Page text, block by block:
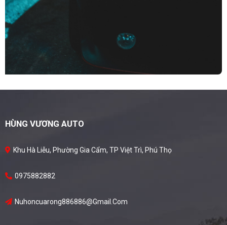
HÙNG VƯƠNG AUTO
Khu Hà Liễu, Phường Gia Cẩm, TP Việt Trì, Phú Thọ
0975882882
Nuhoncuarong886886@gmail.com